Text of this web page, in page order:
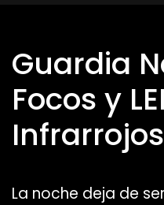
Guardia
Focos y
Infrarrojos
La noche deja de